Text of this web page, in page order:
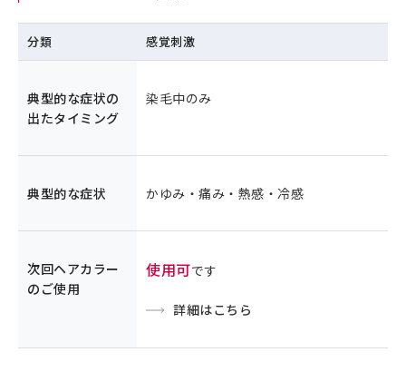
分類 感覚刺激
典型的な症状の
出たタイミング
染毛中のみ
典型的な症状 かゆみ・痛み・熱感・冷感
次回ヘアカラー
のご使用
使用可です
詳細はこちら